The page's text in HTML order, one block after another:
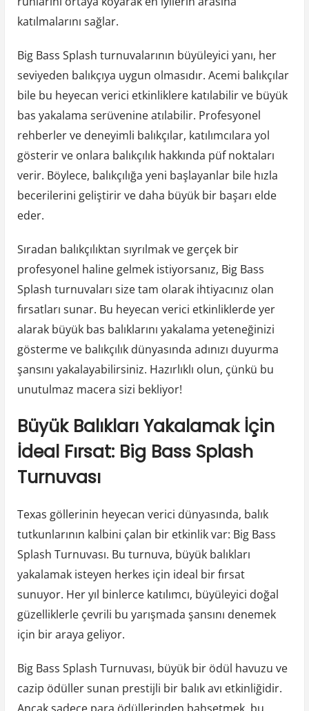
katılmalarını sağlar.
Big Bass Splash turnuvalarının büyüleyici yanı, her
seviyeden balıkçıya uygun olmasıdır. Acemi balıkçılar
bile bu heyecan verici etkinliklere katılabilir ve büyük
bas yakalama serüvenine atılabilir. Profesyonel
rehberler ve deneyimli balıkçılar, katılımcılara yol
gösterir ve onlara balıkçılık hakkında püf noktaları
verir. Böylece, balıkçılığa yeni başlayanlar bile hızla
becerilerini geliştirir ve daha büyük bir başarı elde
eder.
Sıradan balıkçılıktan sıyrılmak ve gerçek bir
profesyonel haline gelmek istiyorsanız, Big Bass
Splash turnuvaları size tam olarak ihtiyacınız olan
fırsatları sunar. Bu heyecan verici etkinliklerde yer
alarak büyük bas balıklarını yakalama yeteneğinizi
gösterme ve balıkçılık dünyasında adınızı duyurma
şansını yakalayabilirsiniz. Hazırlıklı olun, çünkü bu
unutulmaz macera sizi bekliyor!
Büyük Balıkları Yakalamak İçin
İdeal Fırsat: Big Bass Splash
Turnuvası
Texas göllerinin heyecan verici dünyasında, balık
tutkunlarının kalbini çalan bir etkinlik var: Big Bass
Splash Turnuvası. Bu turnuva, büyük balıkları
yakalamak isteyen herkes için ideal bir fırsat
sunuyor. Her yıl binlerce katılımcı, büyüleyici doğal
güzelliklerle çevrili bu yarışmada şansını denemek
için bir araya geliyor.
Big Bass Splash Turnuvası, büyük bir ödül havuzu ve
cazip ödüller sunan prestijli bir balık avı etkinliğidir.